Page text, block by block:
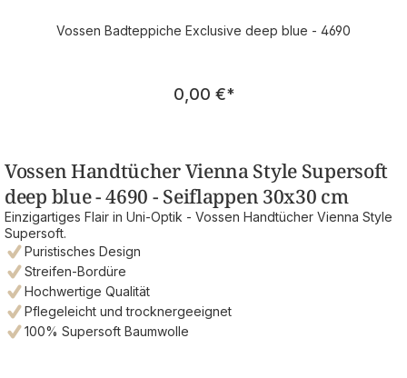
Vossen Badteppiche Exclusive deep blue - 4690
Regulärer Preis:
0,00 €*
Vossen Handtücher Vienna Style Supersoft
deep blue - 4690 - Seiflappen 30x30 cm
Einzigartiges Flair in Uni-Optik - Vossen Handtücher Vienna Style
Supersoft.
Puristisches Design
Streifen-Bordüre
Hochwertige Qualität
Pflegeleicht und trocknergeeignet
100% Supersoft Baumwolle